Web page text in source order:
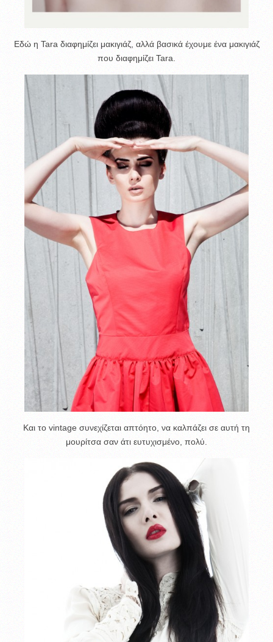
Εδώ η Tara διαφημίζει μακιγιάζ, αλλά βασικά έχουμε ένα μακιγιάζ
που διαφημίζει Tara.
Και το vintage συνεχίζεται απτόητο, να καλπάζει σε αυτή τη
μουρίτσα σαν άτι ευτυχισμένο, πολύ.